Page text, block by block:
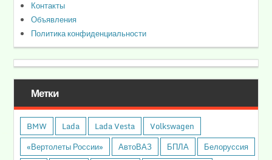
Контакты
Объявления
Политика конфиденциальности
Метки
BMW Lada Lada Vesta
Volkswagen
«Вертолеты России»
АвтоВАЗ БПЛА
Белоруссия